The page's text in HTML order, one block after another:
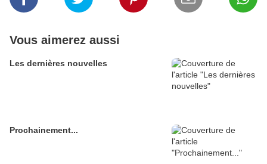
Vous aimerez aussi
Les dernières nouvelles
Prochainement...